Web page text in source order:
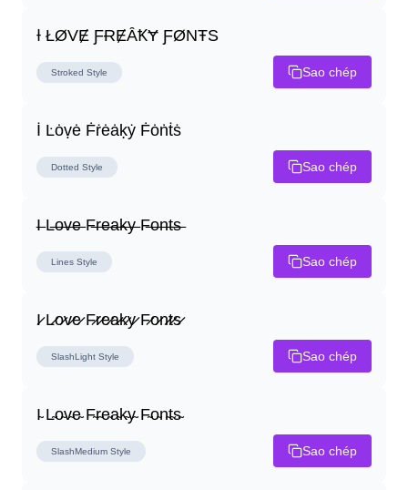
Ɨ ŁØVɆ ƑɌɆȂꝀɎ ƑØNŦS
Stroked Style Sao chép
İ Ŀȯṿė Ḟṙėȧḳẏ Ḟȯṅṫṡ
Dotted Style Sao chép
I̶ L̶o̶v̶e̶ F̶r̶e̶a̶k̶y̶ F̶o̶n̶t̶s̶
Lines Style Sao chép
I̷ L̷o̷v̷e̷ F̷r̷e̷a̷k̷y̷ F̷o̷n̷t̷s̷
SlashLight Style Sao chép
I̴ L̴o̴v̴e̴ F̴r̴e̴a̴k̴y̴ F̴o̴n̴t̴s̴
SlashMedium Style Sao chép